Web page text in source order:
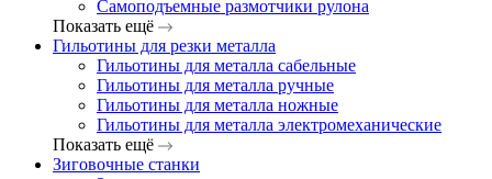
Самоподъемные размотчики рулона
Показать ещё
Гильотины для резки металла
Гильотины для металла сабельные
Гильотины для металла ручные
Гильотины для металла ножные
Гильотины для металла электромеханические
Показать ещё
Зиговочные станки